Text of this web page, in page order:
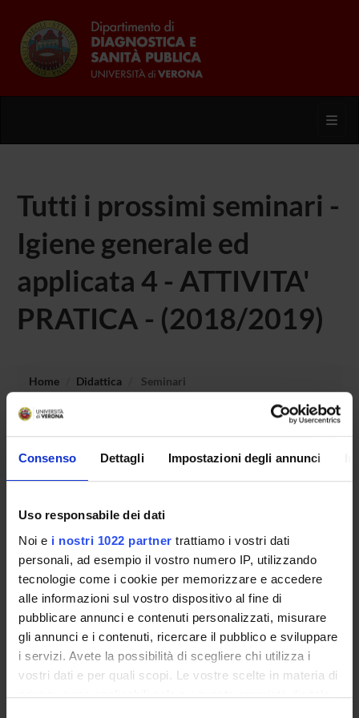
Consenso Dettagli Impostazioni degli annunci
Uso responsabile dei dati
Noi e i nostri 1022 partner trattiamo i vostri dati
personali, ad esempio il vostro numero IP, utilizzando
tecnologie come i cookie per memorizzare e accedere
alle informazioni sul vostro dispositivo al fine di
pubblicare annunci e contenuti personalizzati, misurare
gli annunci e i contenuti, ricercare il pubblico e sviluppare
i servizi. Avete la possibilità di scegliere chi utilizza i
vostri dati e per quali scopi. Le vostre scelte in materia di
privacy sono applicabili solo su questa proprietà digitale
Tutti i prossimi seminari -
Igiene generale ed
applicata 4 - ATTIVITA'
PRATICA - (2018/2019)
Home Didattica Seminari
OFFERTA FORMATIVA
CORSI DI STUDIO
DOTTORATI, MASTER E FORMAZIONE SUPERIORE
Contatti
Persone
Luoghi